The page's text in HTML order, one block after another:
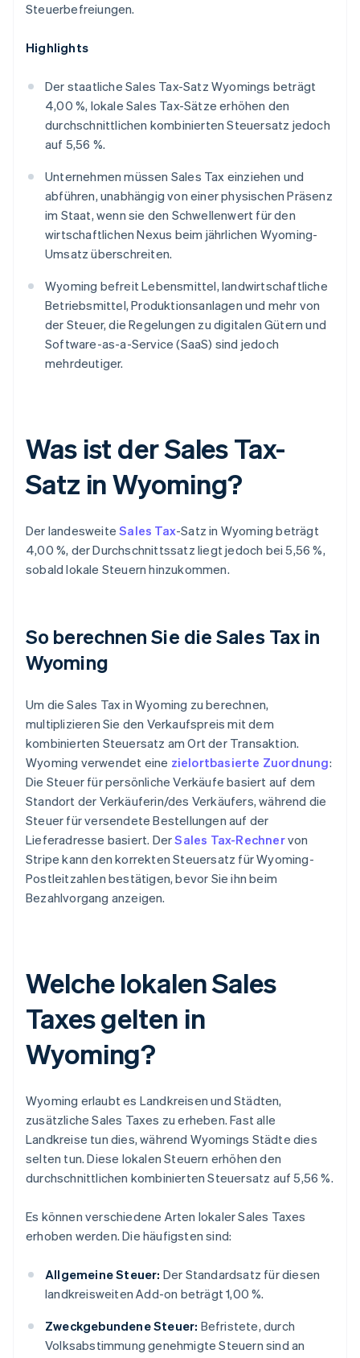
Steuerbefreiungen.
Highlights
Der staatliche Sales Tax-Satz Wyomings beträgt
4,00 %, lokale Sales Tax-Sätze erhöhen den
durchschnittlichen kombinierten Steuersatz jedoch
auf 5,56 %.
Unternehmen müssen Sales Tax einziehen und
abführen, unabhängig von einer physischen Präsenz
im Staat, wenn sie den Schwellenwert für den
wirtschaftlichen Nexus beim jährlichen Wyoming-
Umsatz überschreiten.
Wyoming befreit Lebensmittel, landwirtschaftliche
Betriebsmittel, Produktionsanlagen und mehr von
der Steuer, die Regelungen zu digitalen Gütern und
Software-as-a-Service (SaaS) sind jedoch
mehrdeutiger.
Was ist der Sales Tax-
Satz in Wyoming?
Der landesweiteSales Tax-Satz in Wyoming beträgt
4,00 %, der Durchschnittssatz liegt jedoch bei 5,56 %,
sobald lokale Steuern hinzukommen.
So berechnen Sie die Sales Tax in
Wyoming
Um die Sales Tax in Wyoming zu berechnen,
multiplizieren Sie den Verkaufspreis mit dem
kombinierten Steuersatz am Ort der Transaktion.
Wyoming verwendet eine zielortbasierte Zuordnung:
Die Steuer für persönliche Verkäufe basiert auf dem
Standort der Verkäuferin/des Verkäufers, während die
Steuer für versendete Bestellungen auf der
Lieferadresse basiert. DerSales Tax-Rechnervon
Stripe kann den korrekten Steuersatz für Wyoming-
Postleitzahlen bestätigen, bevor Sie ihn beim
Bezahlvorgang anzeigen.
Welche lokalen Sales
Taxes gelten in
Wyoming?
Wyoming erlaubt es Landkreisen und Städten,
zusätzliche Sales Taxes zu erheben. Fast alle
Landkreise tun dies, während Wyomings Städte dies
selten tun. Diese lokalen Steuern erhöhen den
durchschnittlichen kombinierten Steuersatz auf 5,56 %.
Es können verschiedene Arten lokaler Sales Taxes
erhoben werden. Die häufigsten sind:
Allgemeine Steuer: Der Standardsatz für diesen
landkreisweiten Add-on beträgt 1,00 %.
Zweckgebundene Steuer: Befristete, durch
Volksabstimmung genehmigte Steuern sind an